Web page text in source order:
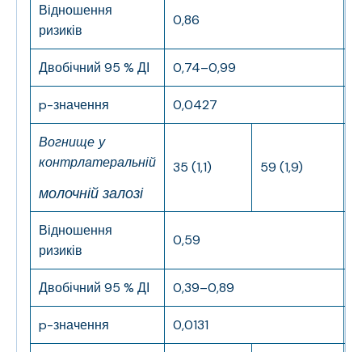
Відношення
ризиків
0,86
Двобічний 95 % ДІ 0,74–0,99
p-значення 0,0427
Вогнище у
контрлатеральній
молочній залозі
35 (1,1) 59 (1,9)
Відношення
ризиків
0,59
Двобічний 95 % ДІ 0,39–0,89
p-значення 0,0131